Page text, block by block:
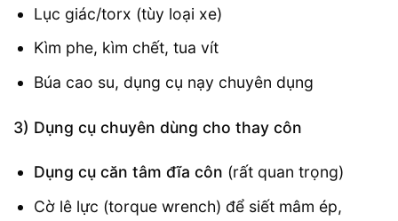
Lục giác/torx (tùy loại xe)
Kìm phe, kìm chết, tua vít
Búa cao su, dụng cụ nạy chuyên dụng
3) Dụng cụ chuyên dùng cho thay côn
Dụng cụ căn tâm đĩa côn (rất quan trọng)
Cờ lê lực (torque wrench) để siết mâm ép,